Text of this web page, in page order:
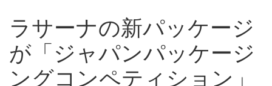
ラサーナの新パッケージ
が「ジャパンパッケージ
ングコンペティション」